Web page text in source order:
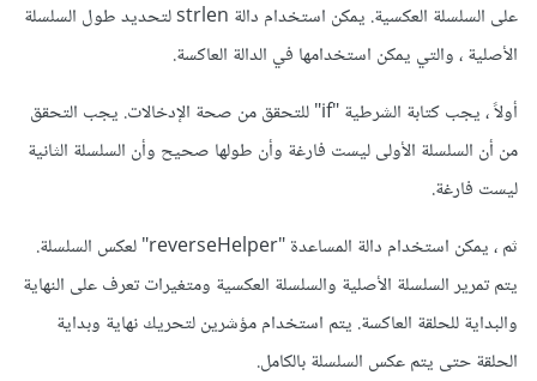
على السلسلة العكسية. يمكن استخدام دالة strlen لتحديد طول السلسلة
الأصلية ، والتي يمكن استخدامها في الدالة العاكسة.
أولاً ، يجب كتابة الشرطية "if" للتحقق من صحة الإدخالات. يجب التحقق
من أن السلسلة الأولى ليست فارغة وأن طولها صحيح وأن السلسلة الثانية
ليست فارغة.
ثم ، يمكن استخدام دالة المساعدة "reverseHelper" لعكس السلسلة.
يتم تمرير السلسلة الأصلية والسلسلة العكسية ومتغيرات تعرف على النهاية
والبداية للحلقة العاكسة. يتم استخدام مؤشرين لتحريك نهاية وبداية
الحلقة حتى يتم عكس السلسلة بالكامل.